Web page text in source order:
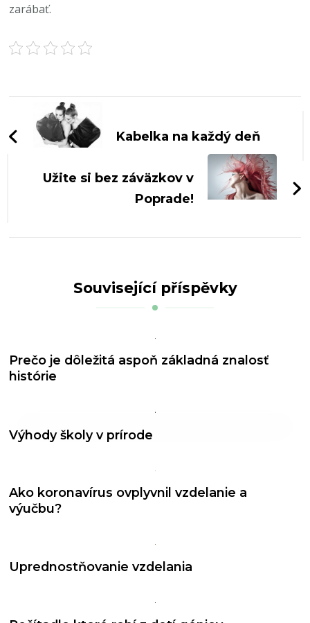
zarábať.
Navigace
příspěvkuKabelka na každý deň
Užite si bez záväzkov v
Poprade!
Související příspěvky
Prečo je dôležitá aspoň základná znalosť
histórie
Výhody školy v prírode
Ako koronavírus ovplyvnil vzdelanie a
výučbu?
Uprednostňovanie vzdelania